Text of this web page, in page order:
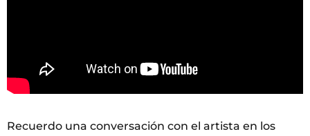
Recuerdo una conversación con el artista en los